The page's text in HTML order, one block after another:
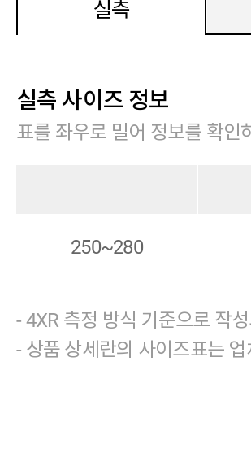
실측
실측 사이즈 정보
표를 좌우로 밀어 정보를 확인
250~280
- 4XR 측정 방식 기준으로 작
- 상품 상세란의 사이즈표는